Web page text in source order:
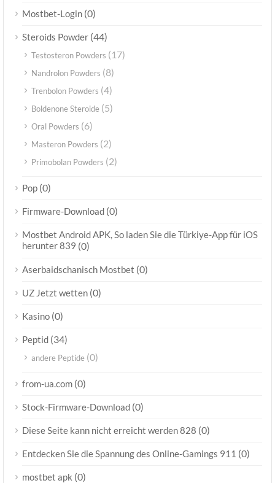
Mostbet-Login (0)
Steroids Powder (44)
Testosteron Powders (17)
Nandrolon Powders (8)
Trenbolon Powders (4)
Boldenone Steroide (5)
Oral Powders (6)
Masteron Powders (2)
Primobolan Powders (2)
Pop (0)
Firmware-Download (0)
Mostbet Android APK, So laden Sie die Türkiye-App für iOS
herunter 839 (0)
Aserbaidschanisch Mostbet (0)
UZ Jetzt wetten (0)
Kasino (0)
Peptid (34)
andere Peptide (0)
from-ua.com (0)
Stock-Firmware-Download (0)
Diese Seite kann nicht erreicht werden 828 (0)
Entdecken Sie die Spannung des Online-Gamings 911 (0)
mostbet apk (0)